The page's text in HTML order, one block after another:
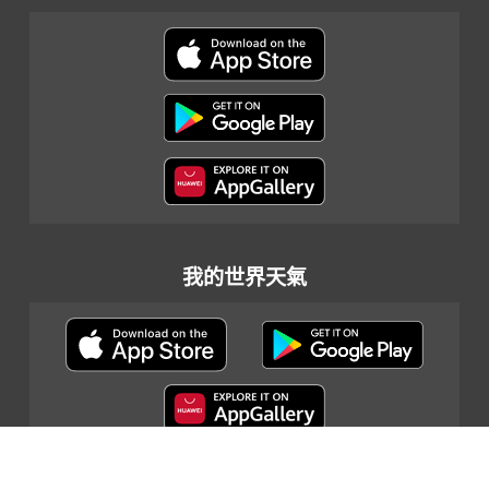
我的世界天氣